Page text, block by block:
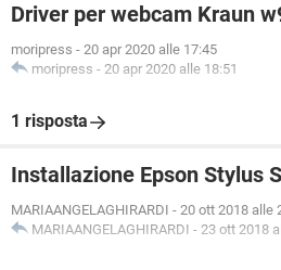
Driver per webcam Kraun
moripress - 20 apr 2020 alle 17:45
moripress - 20 apr 2020 alle 18:51
1 risposta
Installazione Epson Stylus
MARIAANGELAGHIRARDI - 20 ott 2018 alle
MARIAANGELAGHIRARDI - 23 ott 2018